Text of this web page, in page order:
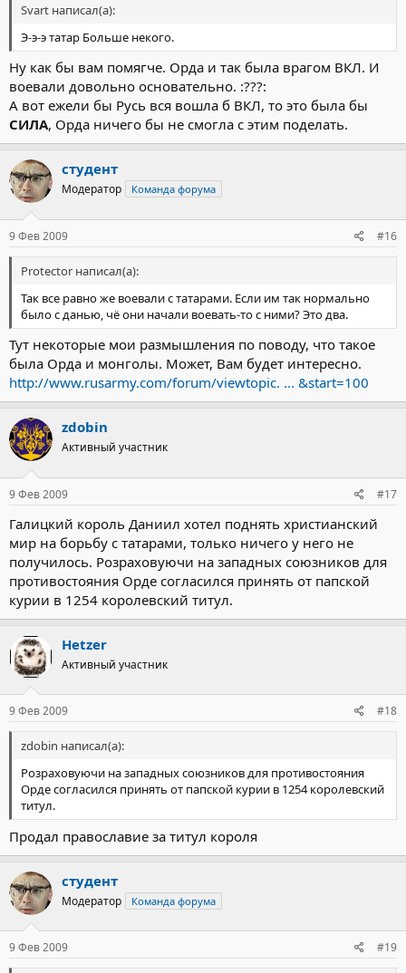
Svart написал(а):
Э-э-э татар Больше некого.
Ну как бы вам помягче. Орда и так была врагом ВКЛ. И
воевали довольно основательно. :???:
А вот ежели бы Русь вся вошла б ВКЛ, то это была бы
СИЛА, Орда ничего бы не смогла с этим поделать.
студент
Модератор Команда форума
9 Фев 2009 #16
Protector написал(а):
Так все равно же воевали с татарами. Если им так нормально
было с данью, чё они начали воевать-то с ними? Это два.
Тут некоторые мои размышления по поводу, что такое
была Орда и монголы. Может, Вам будет интересно.
http://www.rusarmy.com/forum/viewtopic. ... &start=100
zdobin
Активный участник
9 Фев 2009 #17
Галицкий король Даниил хотел поднять христианский
мир на борьбу с татарами, только ничего у него не
получилось. Розраховуючи на западных союзников для
противостояния Орде согласился принять от папской
курии в 1254 королевский титул.
Hetzer
Активный участник
9 Фев 2009 #18
zdobin написал(а):
Розраховуючи на западных союзников для противостояния
Орде согласился принять от папской курии в 1254 королевский
титул.
Продал православие за титул короля
студент
Модератор Команда форума
9 Фев 2009 #19